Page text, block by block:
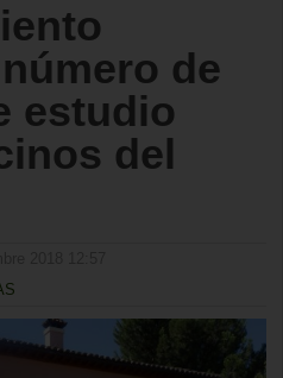
de
estudio
del